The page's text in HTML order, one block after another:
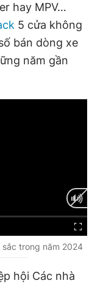
biết
quảng cáo
cáo
hay MPV…
5 cửa không
bán dòng xe
năm gần
trong năm 2024
hội Các nhà